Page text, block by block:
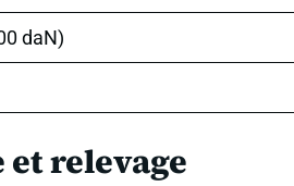
daN)
relevage